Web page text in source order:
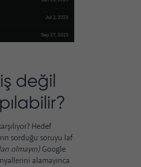
değil
Hedef
sorduğu soruyu laf
olmayın)Google
alamayınca